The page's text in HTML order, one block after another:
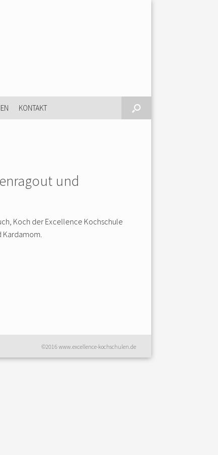
KONTAKT
und
Koch der Excellence Kochschule
©2016 www.excellence-kochschulen.de